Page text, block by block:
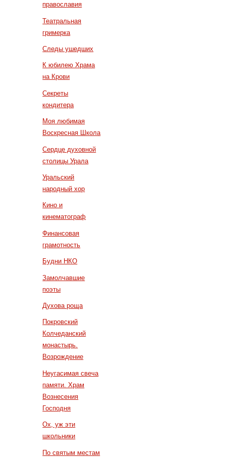
православия
Театральная
гримерка
Следы ушедших
К юбилею Храма
на Крови
Секреты
кондитера
Моя любимая
Воскресная Школа
Сердце духовной
столицы Урала
Уральский
народный хор
Кино и
кинематограф
Финансовая
грамотность
Будни НКО
Замолчавшие
поэты
Духова роща
Покровский
Колчеданский
монастырь.
Возрождение
Неугасимая свеча
памяти. Храм
Вознесения
Господня
Ох, уж эти
школьники
По святым местам